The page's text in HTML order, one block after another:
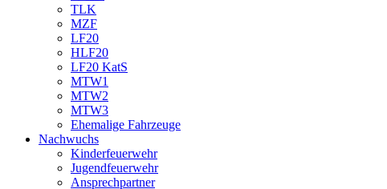
TLK
MZF
LF20
HLF20
LF20 KatS
MTW1
MTW2
MTW3
Ehemalige Fahrzeuge
Nachwuchs
Kinderfeuerwehr
Jugendfeuerwehr
Ansprechpartner